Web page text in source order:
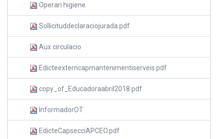
Operari higiene
Sollicituddeclaraciojurada.pdf
Aux circulacio
Edicteexterncapmantenimentiserveis.pdf
copy_of_Educadoraabril2018.pdf
InformadorOT
EdicteCapsecciAPCEO.pdf